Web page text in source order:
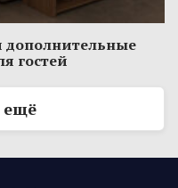
дополнительные
гостей
ещё